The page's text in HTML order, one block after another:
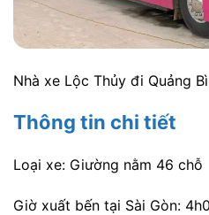
Nhà xe Lộc Thủy đi Quảng
Thông tin chi tiết
Loại xe: Giường nằm 46 chỗ
Giờ xuất bến tại Sài Gòn: